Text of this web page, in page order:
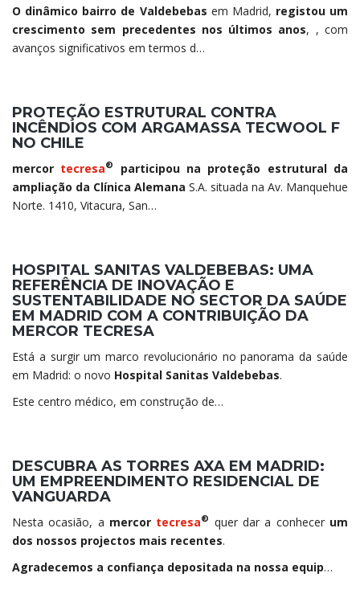
O dinâmico bairro de Valdebebas em Madrid, registou um
crescimento sem precedentes nos últimos anos, , com
avanços significativos em termos d…
PROTEÇÃO ESTRUTURAL CONTRA
INCÊNDIOS COM ARGAMASSA TECWOOL F
NO CHILE
mercor tecresa®
participou na proteção estrutural da
ampliação da Clínica Alemana S.A. situada na Av. Manquehue
Norte. 1410, Vitacura, San…
HOSPITAL SANITAS VALDEBEBAS: UMA
REFERÊNCIA DE INOVAÇÃO E
SUSTENTABILIDADE NO SECTOR DA SAÚDE
EM MADRID COM A CONTRIBUIÇÃO DA
MERCOR TECRESA
Está a surgir um marco revolucionário no panorama da saúde
em Madrid: o novo Hospital Sanitas Valdebebas.
Este centro médico, em construção de…
DESCUBRA AS TORRES AXA EM MADRID:
UM EMPREENDIMENTO RESIDENCIAL DE
VANGUARDA
Nesta ocasião, a mercor tecresa® quer dar a conhecer um
dos nossos projectos mais recentes.
Agradecemos a confiança depositada na nossa equip…